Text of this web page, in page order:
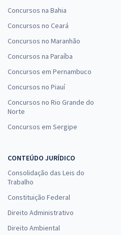
Concursos na Bahia
Concursos no Ceará
Concursos no Maranhão
Concursos na Paraíba
Concursos em Pernambuco
Concursos no Piauí
Concursos no Rio Grande do
Norte
Concursos em Sergipe
CONTEÚDO JURÍDICO
Consolidação das Leis do
Trabalho
Constituição Federal
Direito Administrativo
Direito Ambiental